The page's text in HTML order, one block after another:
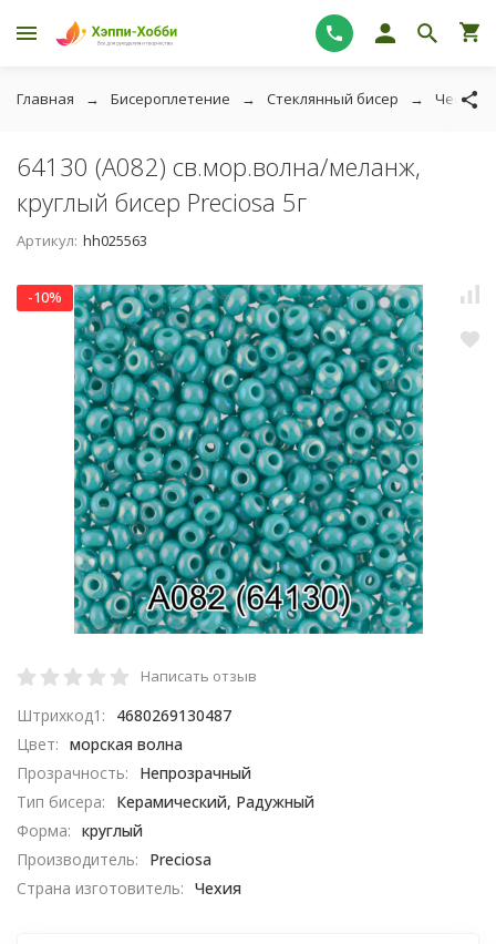
Главная Бисероплетение Стеклянный бисер
64130 (A082) св.мор.волна/меланж,
круглый бисер Preciosa 5г
Артикул: hh025563
-10%
Написать отзыв
Штрихкод1:
4680269130487
Цвет: морская волна
Прозрачность:
Непрозрачный
Тип бисера:
Керамический, Радужный
Форма: круглый
Производитель:
Preciosa
Страна изготовитель: Чехия